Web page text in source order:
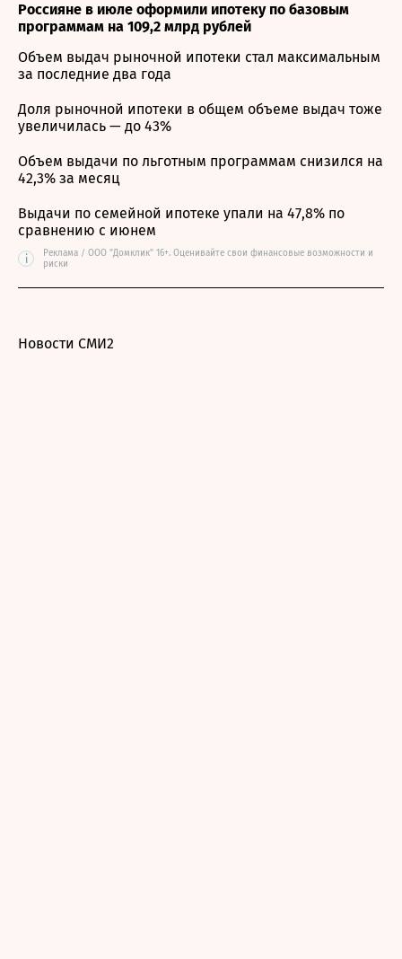
Россияне в июле оформили ипотеку по базовым
программам на 109,2 млрд рублей
Объем выдач рыночной ипотеки стал максимальным
за последние два года
Доля рыночной ипотеки в общем объеме выдач тоже
увеличилась — до 43%
Объем выдачи по льготным программам снизился на
42,3% за месяц
Выдачи по семейной ипотеке упали на 47,8% по
сравнению с июнем
i
Реклама / ООО "Домклик" 16+. Оценивайте свои финансовые возможности и
риски
Новости СМИ2